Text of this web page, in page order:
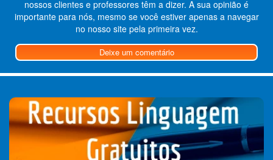
nossos clientes e professores têm a dizer. A sua opinião é
importante para nós, mesmo se você estiver apenas a navegar
no nosso site pela primeira vez.
Deixe um comentário